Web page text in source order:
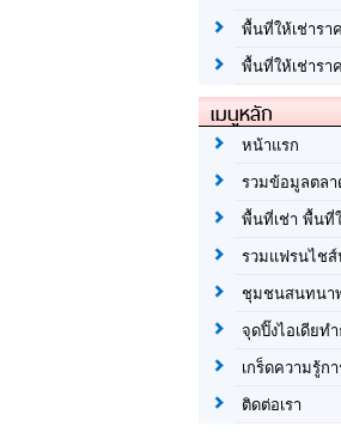
พื้นที่ให้เช่ารา
พื้นที่ให้เช่ารา
เมนูหลัก
หน้าแรก
รวมข้อมูลตล
พื้นที่เช่า พื้นที่
รวมแฟรนไช
ชุมชนสนทนา
จุดปิ๊งไอเดียท
เกร็ดความรู้กา
ติดต่อเรา